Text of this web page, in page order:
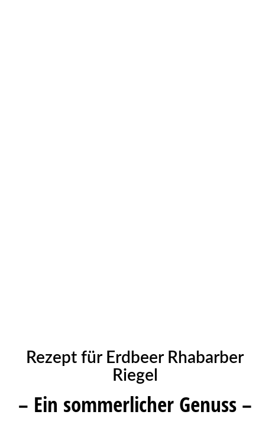
Rezept für Erdbeer Rhabarber
Riegel
– Ein sommerlicher Genuss –